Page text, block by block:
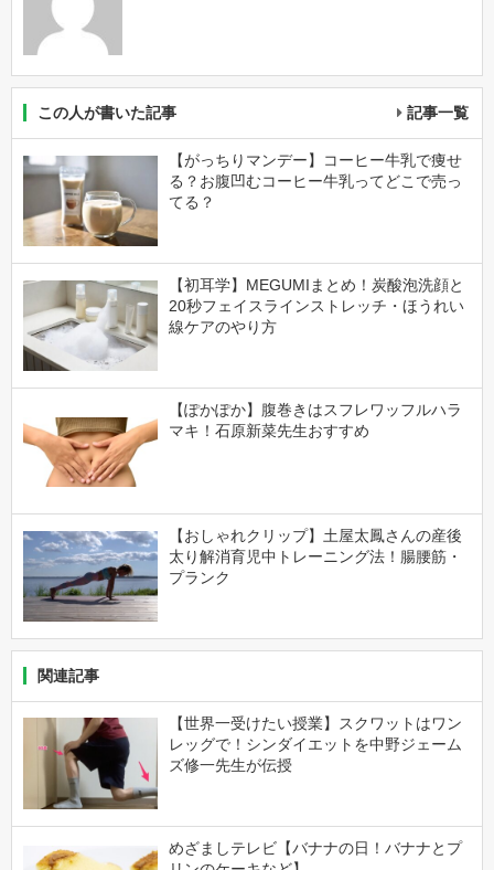
この人が書いた記事 記事一覧
【がっちりマンデー】コーヒー牛乳で痩せ
る？お腹凹むコーヒー牛乳ってどこで売っ
てる？
【初耳学】MEGUMIまとめ！炭酸泡洗顔と
20秒フェイスラインストレッチ・ほうれい
線ケアのやり方
【ぽかぽか】腹巻きはスフレワッフルハラ
マキ！石原新菜先生おすすめ
【おしゃれクリップ】土屋太鳳さんの産後
太り解消育児中トレーニング法！腸腰筋・
プランク
関連記事
【世界一受けたい授業】スクワットはワン
レッグで！シンダイエットを中野ジェーム
ズ修一先生が伝授
めざましテレビ【バナナの日！バナナとプ